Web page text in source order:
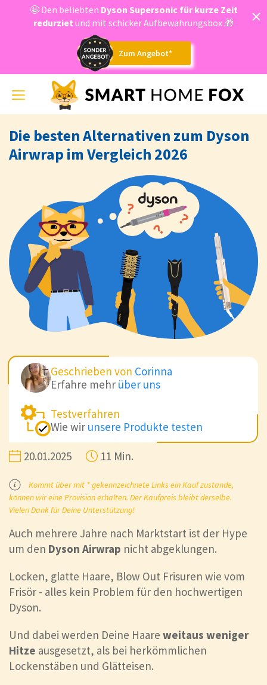
🤩 Den beliebten Dyson Supersonic für kurze Zeit
redurziet und mit schicker Aufbewahrungsbox 🎁
Zum Angebot*
Toggle
navigation
Die besten Alternativen zum Dyson
Airwrap im Vergleich 2026
Geschrieben von Corinna
Erfahre mehr über uns
Testverfahren
Wie wir unsere Produkte testen
20.01.2025 11 Min.
Kommt über mit * gekennzeichnete Links ein Kauf zustande,
können wir eine Provision erhalten. Der Kaufpreis bleibt derselbe.
Vielen Dank für Deine Unterstützung!
Auch mehrere Jahre nach Marktstart ist der Hype
um den Dyson Airwrap nicht abgeklungen.
Locken, glatte Haare, Blow Out Frisuren wie vom
Frisör - alles kein Problem für den hochwertigen
Dyson.
Und dabei werden Deine Haare weitaus weniger
Hitze ausgesetzt, als bei herkömmlichen
Lockenstäben und Glätteisen.